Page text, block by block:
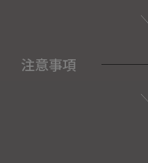
注意事項